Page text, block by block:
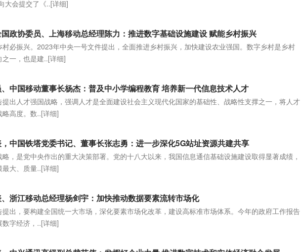
大会提交了《..[详细]
政协委员、上海移动总经理陈力：推进数字基础设施建设 赋能乡村振兴
村必振兴。2023年中央一号文件提出，全面推进乡村振兴，加快建设农业强国。数字乡村是乡村
一，也是建..[详细]
中国移动董事长杨杰：普及中小学编程教育 培养新一代信息技术人才
提出人才强国战略，强调人才是全面建设社会主义现代化国家的基础性、战略性支撑之一，将人才
高度。数..[详细]
中国铁塔党委书记、董事长张志勇：进一步深化5G站址资源共建共享
，是党中央作出的重大决策部署。党的十八大以来，我国信息通信基础设施建设取得显著成绩，
大、质量..[详细]
浙江移动总经理杨剑宇：加快推动数据要素流转市场化
提出，要构建全国统一大市场，深化要素市场化改革，建设高标准市场体系。今年的政府工作报告
字经济，..[详细]